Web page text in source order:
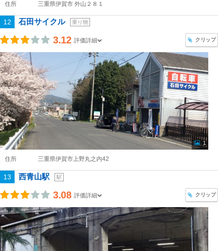
住所 三重県伊賀市 外山２８１
12 石田サイクル 乗り物
3.12 評価詳細 クリップ
1
住所 三重県伊賀市上野丸之内42
13 西青山駅 駅
3.08 評価詳細 クリップ